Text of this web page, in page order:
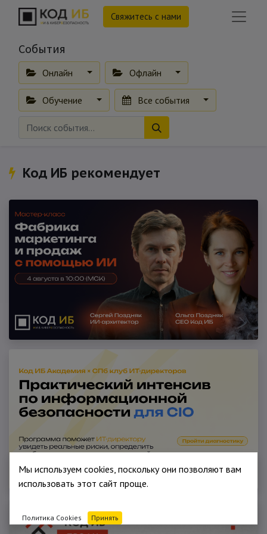
Свяжитесь с нами
События
Онлайн Офлайн
Обучение Все события
Код ИБ рекомендует
Мы используем cookies, поскольку они позволяют вам
использовать этот сайт проще.
Политика Cookies Принять